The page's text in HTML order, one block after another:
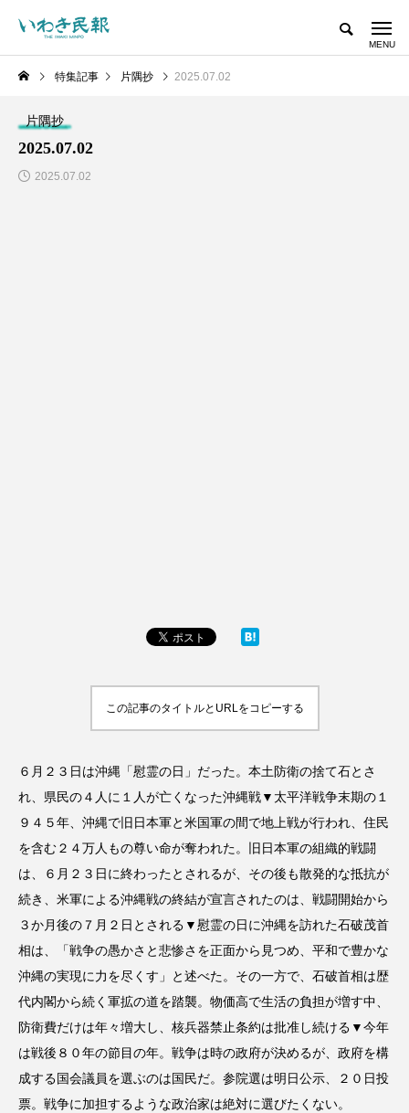
特集記事 片隅抄 2025.07.02
片隅抄
2025.07.02
2025.07.02
この記事のタイトルとURLをコピーする
６月２３日は沖縄「慰霊の日」だった。本土防衛の捨て石とさ
れ、県民の４人に１人が亡くなった沖縄戦▼太平洋戦争末期の１
９４５年、沖縄で旧日本軍と米国軍の間で地上戦が行われ、住民
を含む２４万人もの尊い命が奪われた。旧日本軍の組織的戦闘
は、６月２３日に終わったとされるが、その後も散発的な抵抗が
続き、米軍による沖縄戦の終結が宣言されたのは、戦闘開始から
３か月後の７月２日とされる▼慰霊の日に沖縄を訪れた石破茂首
相は、「戦争の愚かさと悲惨さを正面から見つめ、平和で豊かな
沖縄の実現に力を尽くす」と述べた。その一方で、石破首相は歴
代内閣から続く軍拡の道を踏襲。物価高で生活の負担が増す中、
防衛費だけは年々増大し、核兵器禁止条約は批准し続ける▼今年
は戦後８０年の節目の年。戦争は時の政府が決めるが、政府を構
成する国会議員を選ぶのは国民だ。参院選は明日公示、２０日投
票。戦争に加担するような政治家は絶対に選びたくない。